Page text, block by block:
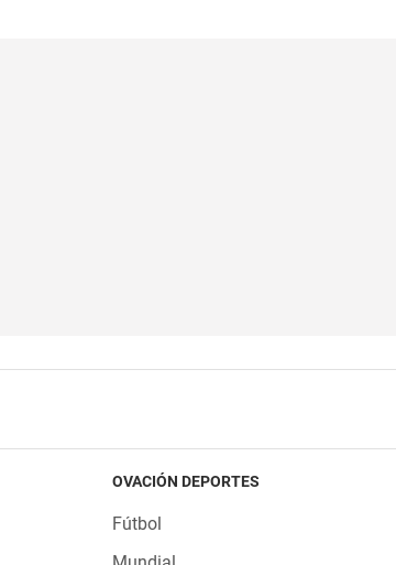
OVACIÓN DEPORTES
Fútbol